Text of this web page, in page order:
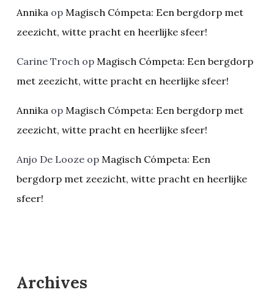
Annika op Magisch Cómpeta: Een bergdorp met
zeezicht, witte pracht en heerlijke sfeer!
Carine Troch op Magisch Cómpeta: Een bergdorp
met zeezicht, witte pracht en heerlijke sfeer!
Annika op Magisch Cómpeta: Een bergdorp met
zeezicht, witte pracht en heerlijke sfeer!
Anjo De Looze op Magisch Cómpeta: Een
bergdorp met zeezicht, witte pracht en heerlijke
sfeer!
Archives